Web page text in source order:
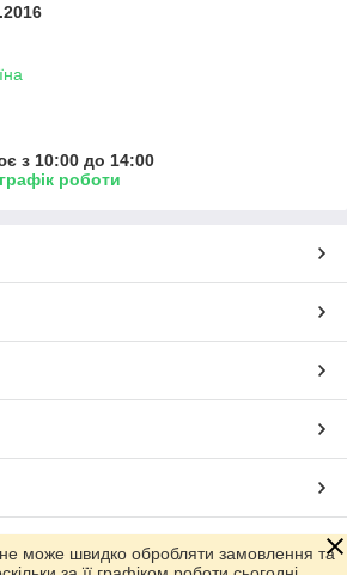
з 10:00 до 14:00
роботи
Prom.ua
може швидко обробляти замовлення та